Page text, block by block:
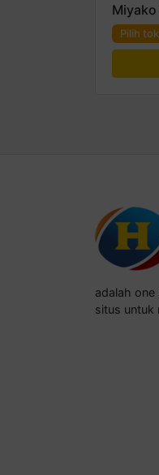
Pilih
adalah
situs untuk